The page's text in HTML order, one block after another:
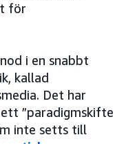
för
i en snabbt
kallad
Det har
”paradigmskifte
inte setts till